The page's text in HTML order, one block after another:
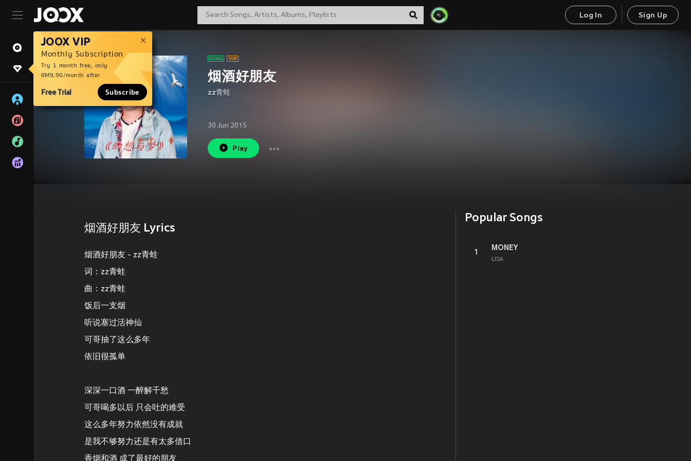
Log In Sign Up
JOOX VIP
Monthly Subscription
Try 1 month free, only
RM9.90/month after
Free Trial Subscribe
烟酒好朋友
zz青蛙
30 Jun 2015
Play
烟酒好朋友 Lyrics
烟酒好朋友 - zz青蛙
词：zz青蛙
曲：zz青蛙
饭后一支烟
听说塞过活神仙
可哥抽了这么多年
依旧很孤单
深深一口酒 一醉解千愁
可哥喝多以后 只会吐的难受
这么多年努力依然没有成就
是我不够努力还是有太多借口
香烟和酒 成了最好的朋友
Popular Songs
1
MONEY
LISA